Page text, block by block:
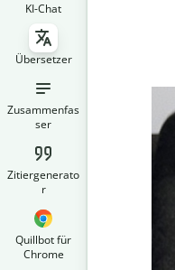
KI-Chat
Übersetzer
Zusammenfas
ser
Zitiergenerato
r
Quillbot für
Chrome